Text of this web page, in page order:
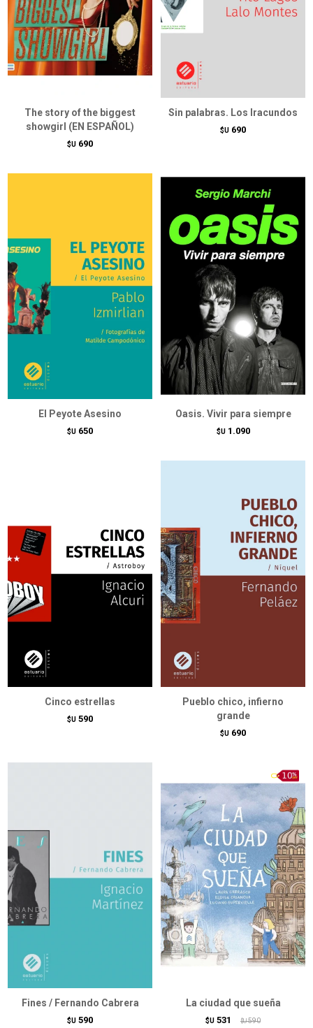
The story of the biggest
showgirl (EN ESPAÑOL)
$U 690
Sin palabras. Los Iracundos
$U 690
El Peyote Asesino
$U 650
Oasis. Vivir para siempre
$U 1.090
Cinco estrellas
$U 590
Pueblo chico, infierno
grande
$U 690
Fines / Fernando Cabrera
$U 590
La ciudad que sueña
$U 531 $U 590